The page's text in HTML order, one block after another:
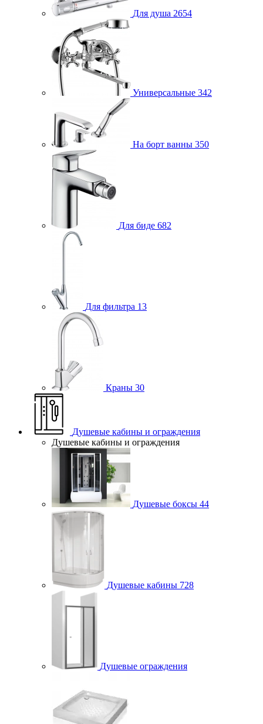
Для душа 2654
Универсальные 342
На борт ванны 350
Для биде 682
Для фильтра 13
Краны 30
Душевые кабины и ограждения
Душевые кабины и ограждения
Душевые боксы 44
Душевые кабины 728
Душевые ограждения